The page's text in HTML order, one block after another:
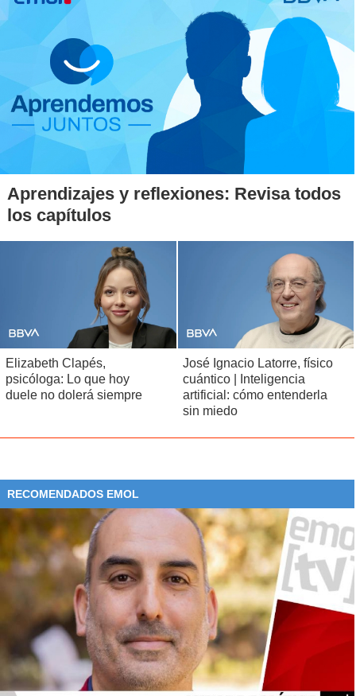
Aprendizajes y reflexiones: Revisa todos
los capítulos
Elizabeth Clapés,
psicóloga: Lo que hoy
duele no dolerá siempre
José Ignacio Latorre, físico
cuántico | Inteligencia
artificial: cómo entenderla
sin miedo
RECOMENDADOS EMOL